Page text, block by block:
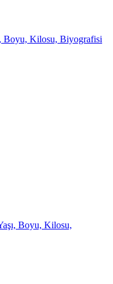
Boyu, Kilosu, Biyografisi
Boyu, Kilosu,